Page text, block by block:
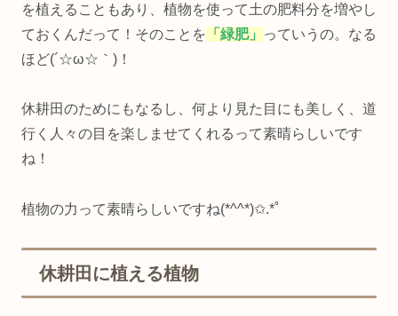
を植えることもあり、植物を使って土の肥料分を増やし
ておくんだって！そのことを 「緑肥」
っていうの。なる
ほど(´☆ω☆｀)！
休耕田のためにもなるし、何より見た目にも美しく、道
行く人々の目を楽しませてくれるって素晴らしいです
ね！
植物の力って素晴らしいですね(*^^*)✩.*˚
休耕田に植える植物